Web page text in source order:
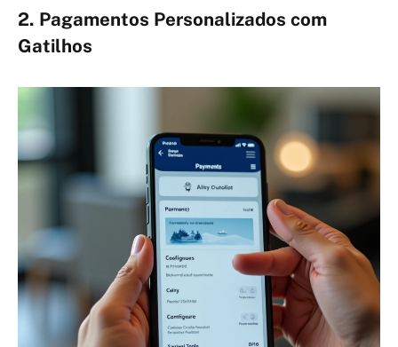
2. Pagamentos Personalizados com
Gatilhos